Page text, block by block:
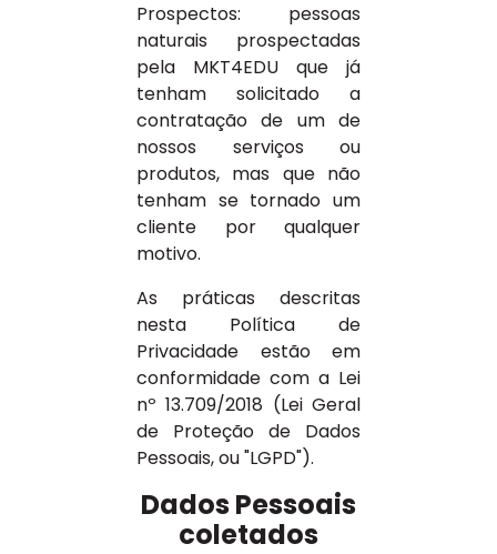
Prospectos: pessoas
naturais prospectadas
pela MKT4EDU que já
tenham solicitado a
contratação de um de
nossos serviços ou
produtos, mas que não
tenham se tornado um
cliente por qualquer
motivo.
As práticas descritas
nesta Política de
Privacidade estão em
conformidade com a Lei
nº 13.709/2018 (Lei Geral
de Proteção de Dados
Pessoais, ou "LGPD").
Dados Pessoais
coletados